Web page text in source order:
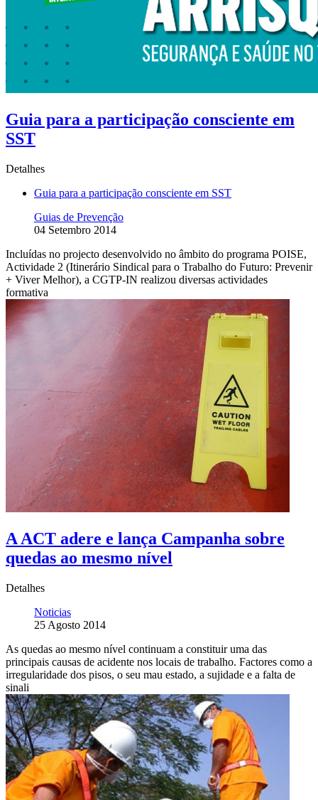
Guia para a participação consciente em
SST
Detalhes
Guia para a participação consciente em SST
Guias de Prevenção
04 Setembro 2014
Incluídas no projecto desenvolvido no âmbito do programa POISE,
Actividade 2 (Itinerário Sindical para o Trabalho do Futuro: Prevenir
+ Viver Melhor), a CGTP-IN realizou diversas actividades
formativa
A ACT adere e lança Campanha sobre
quedas ao mesmo nível
Detalhes
Noticias
25 Agosto 2014
As quedas ao mesmo nível continuam a constituir uma das
principais causas de acidente nos locais de trabalho. Factores como a
irregularidade dos pisos, o seu mau estado, a sujidade e a falta de
sinali